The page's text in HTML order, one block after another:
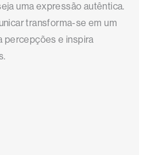
uma expressão autêntica.
transforma-se em um
percepções e inspira